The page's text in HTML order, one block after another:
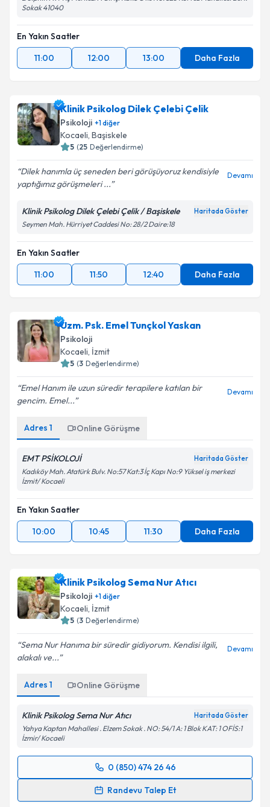
Sokak 41040
En Yakın Saatler
11:00
12:00 13:00 Daha Fazla
Klinik Psikolog Dilek Çelebi Çelik
Psikoloji +1diğer
Kocaeli, Başiskele
5 (25 Değerlendirme)
Dilek hanımla üç seneden beri görüşüyoruz kendisiyle
yaptığımız görüşmeleri ...
Devamı
Klinik Psikolog Dilek Çelebi Çelik / Başiskele Haritada Göster
Seymen Mah. Hürriyet Caddesi No: 28/2 Daire:18
En Yakın Saatler
11:00
11:50 12:40 Daha Fazla
Uzm. Psk. Emel Tunçkol Yaskan
Psikoloji
Kocaeli, İzmit
5 (3 Değerlendirme)
Emel Hanım ile uzun süredir terapilere katılan bir
gencim. Emel...
Devamı
Adres 1 Online Görüşme
EMT PSİKOLOJİ Haritada Göster
Kadıköy Mah. Atatürk Bulv. No:57 Kat:3 İç Kapı No:9 Yüksel iş merkezi
İzmit/ Kocaeli
En Yakın Saatler
10:00
10:45 11:30 Daha Fazla
Klinik Psikolog Sema Nur Atıcı
Psikoloji +1diğer
Kocaeli, İzmit
5 (3 Değerlendirme)
Sema Nur Hanıma bir süredir gidiyorum. Kendisi ilgili,
alakalı ve...
Devamı
Adres 1 Online Görüşme
Klinik Psikolog Sema Nur Atıcı Haritada Göster
Yahya Kaptan Mahallesi . Elzem Sokak . NO: 54/1 A: 1 Blok KAT: 1 OFİS:1
İzmir/ Kocaeli
0 (850) 474 26 46
Randevu Talep Et
Randevu Takvimi Talebi